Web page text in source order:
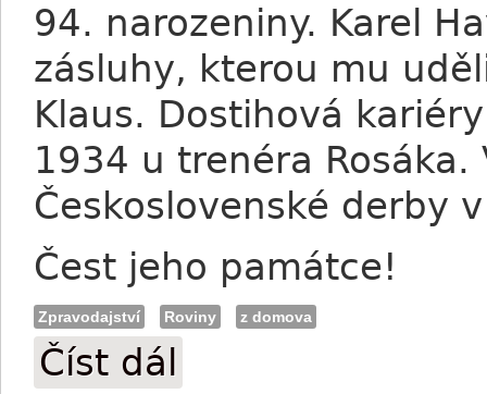
94. narozeniny. Karel
zásluhy, kterou mu
Klaus. Dostihová
1934 u trenéra
Československé derby
Čest jeho památce!
Zpravodajství Roviny z domova
Číst dál